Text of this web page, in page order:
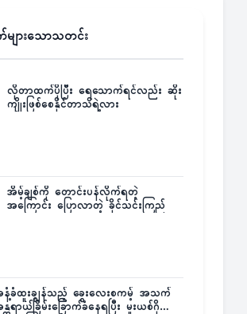
ျားသောသတင်း
လိုတာထက်ပိုပြီး ရေသောက်ရင်လည်း ဆိုး
ကျိုးဖြစ်စေနိုင်တာသိရဲ့လား
အိမ့်ချစ်ကို တောင်းပန်လိုက်ရတဲ့
အကြောင်း ပြောလာတဲ့ ခိုင်သင်းကြည်
ခံထူးချွန်သည့် ခွေးလေးစကမ့် အသက်
တရာယ်ခြိမ်းခြောက်ခံနေရပြီး မူးယစ်ဂိုဏ်း